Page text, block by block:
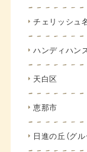
チェリッシュ
ハンディハン
天白区
恵那市
日進の丘（グ